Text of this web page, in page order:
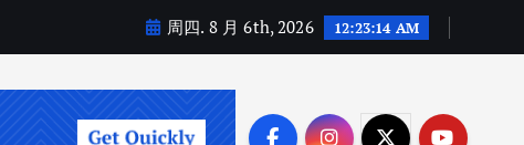
周四. 8 月 6th, 2026 12:23:15 AM